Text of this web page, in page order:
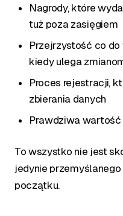
Nagrody, które
tuż poza zasięgiem
Przejrzystość co do
kiedy ulega
Proces rejestracji,
zbierania danych
Prawdziwa
To wszystko nie jest
jedynie
początku.